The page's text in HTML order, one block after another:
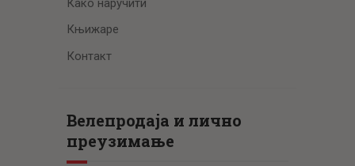
Како наручити
Књижаре
Контакт
Велепродаја и лично
преузимање